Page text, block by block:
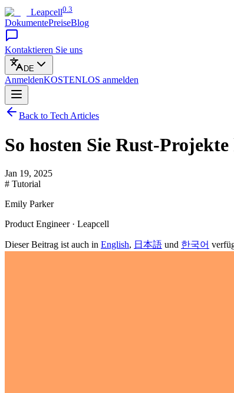
Leapcell0.3
DokumentePreiseBlog
Kontaktieren Sie uns
DE
AnmeldenKOSTENLOS anmelden
Back to Tech Articles
So hosten Sie Rust-
Jan 19, 2025
# Tutorial
Emily Parker
Product Engineer · Leapcell
Dieser Beitrag ist auch in English, 日本語 und 한국어